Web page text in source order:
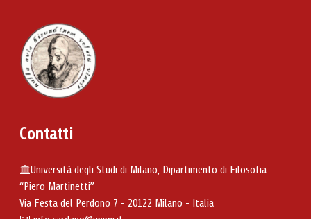
Contatti
Università degli Studi di Milano, Dipartimento di Filosofia
“Piero Martinetti”
Via Festa del Perdono 7 - 20122 Milano - Italia